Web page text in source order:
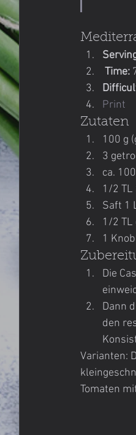
Time:
Print
Zutaten
100 g
3
ca.
1/2 TL
Saft 1
1/2 TL
1
Die
Dann
den
Varianten:
Tomaten